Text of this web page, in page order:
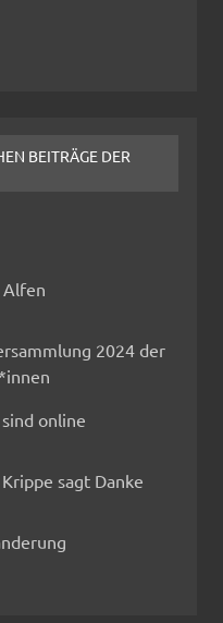
BEITRÄGE DER
Alfen
2024 der
online
sagt Danke